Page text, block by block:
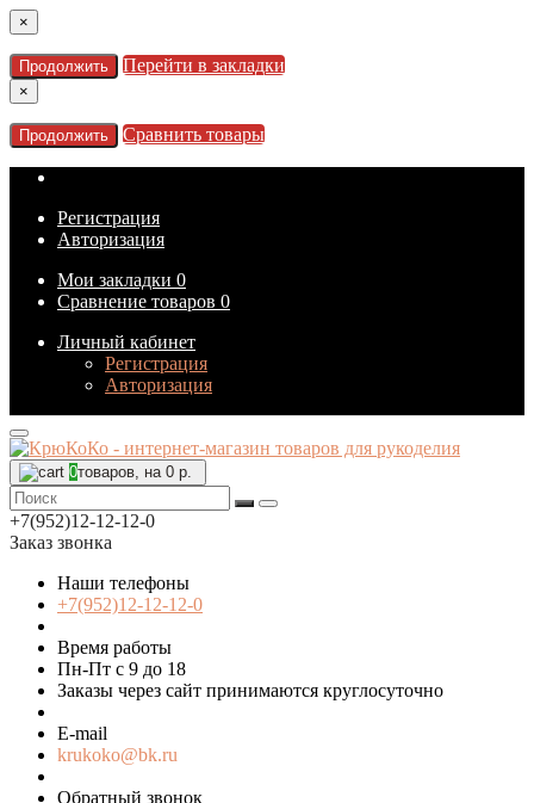
×
Продолжить Перейти в закладки
×
Продолжить Сравнить товары
Регистрация
Авторизация
Мои закладки 0
Сравнение товаров 0
Личный кабинет
Регистрация
Авторизация
0товаров, на 0 р.
+7(952)12-12-12-0
Заказ звонка
Наши телефоны
+7(952)12-12-12-0
Время работы
Пн-Пт с 9 до 18
Заказы через сайт принимаются круглосуточно
E-mail
krukoko@bk.ru
Обратный звонок